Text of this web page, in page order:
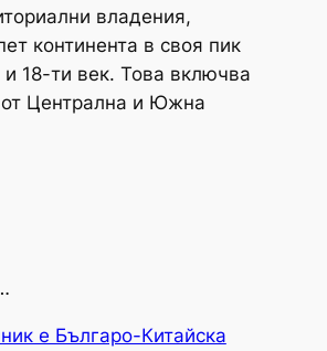
владения,
континента в своя пик
18-ти век. Това включва
Централна и Южна
е Българо-Китайска